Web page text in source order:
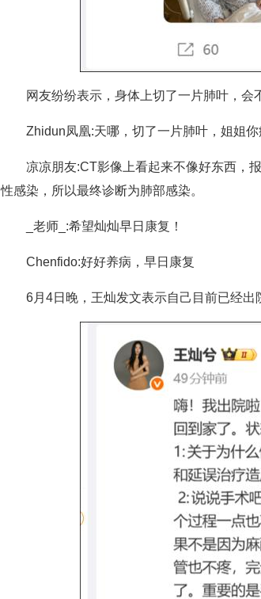
网友纷纷表示，身体上切了一片肺叶，会
Zhidun凤凰:天哪，切了一片肺叶，姐姐你
凉凉朋友:CT影像上看起来不像好东西，
性感染，所以最终诊断为肺部感染。
_老师_:希望灿灿早日康复！
Chenfido:好好养病，早日康复
6月4日晚，王灿发文表示自己目前已经出